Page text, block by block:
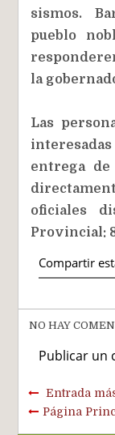
sismos.
pueblo
la
Las
entrega de
oficiales
Provincial:
Compartir
NO HAY
Publicar un
Entrada
Página